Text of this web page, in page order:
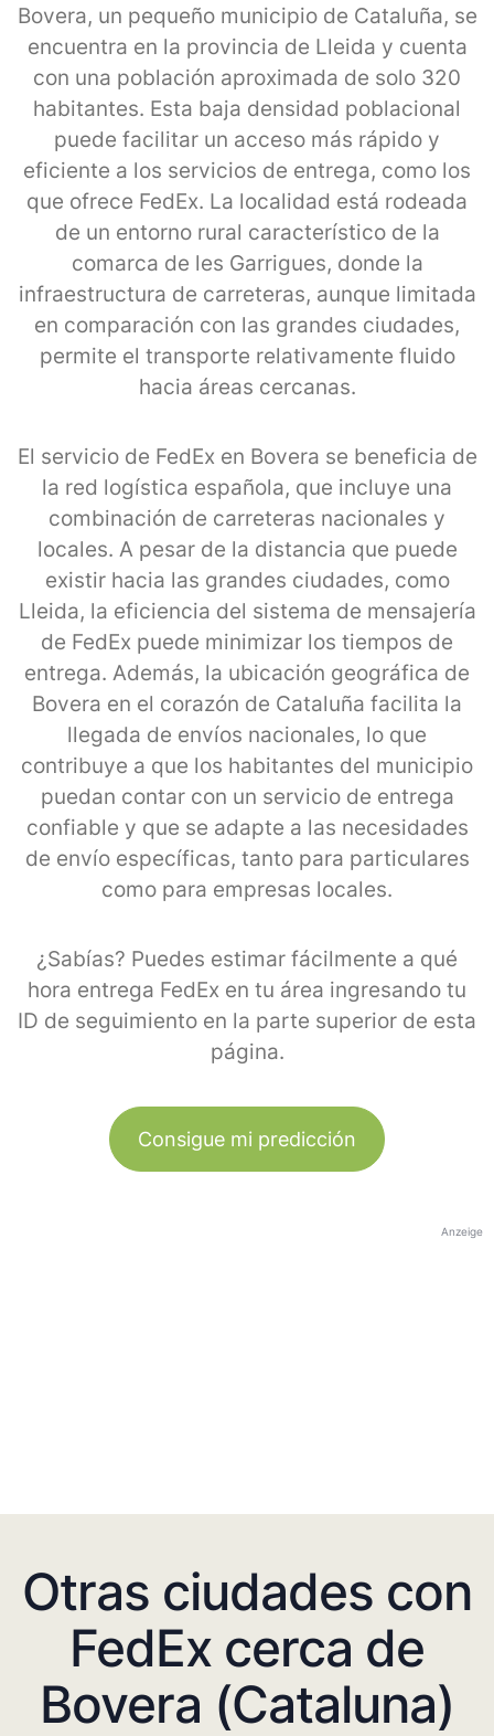
Bovera, un pequeño municipio de Cataluña, se
encuentra en la provincia de Lleida y cuenta
con una población aproximada de solo 320
habitantes. Esta baja densidad poblacional
puede facilitar un acceso más rápido y
eficiente a los servicios de entrega, como los
que ofrece FedEx. La localidad está rodeada
de un entorno rural característico de la
comarca de les Garrigues, donde la
infraestructura de carreteras, aunque limitada
en comparación con las grandes ciudades,
permite el transporte relativamente fluido
hacia áreas cercanas.
El servicio de FedEx en Bovera se beneficia de
la red logística española, que incluye una
combinación de carreteras nacionales y
locales. A pesar de la distancia que puede
existir hacia las grandes ciudades, como
Lleida, la eficiencia del sistema de mensajería
de FedEx puede minimizar los tiempos de
entrega. Además, la ubicación geográfica de
Bovera en el corazón de Cataluña facilita la
llegada de envíos nacionales, lo que
contribuye a que los habitantes del municipio
puedan contar con un servicio de entrega
confiable y que se adapte a las necesidades
de envío específicas, tanto para particulares
como para empresas locales.
¿Sabías? Puedes estimar fácilmente a qué
hora entrega FedEx en tu área ingresando tu
ID de seguimiento en la parte superior de esta
página.
Consigue mi predicción
Anzeige
Otras ciudades con
FedEx cerca de
Bovera (Cataluna)